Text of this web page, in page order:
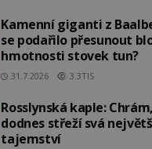
Kamenní giganti z
se podařilo přesunout
hmotnosti stovek tun?
31.7.2026 3.3TIS
Rosslynská kaple:
dodnes střeží svá
tajemství